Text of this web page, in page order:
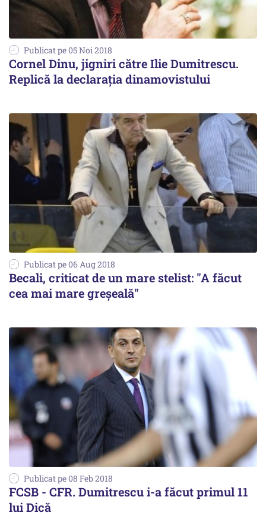
Publicat pe 05 Noi 2018
Cornel Dinu, jigniri către Ilie Dumitrescu.
Replică la declarația dinamovistului
Publicat pe 06 Aug 2018
Becali, criticat de un mare stelist: "A făcut
cea mai mare greșeală"
Publicat pe 08 Feb 2018
FCSB - CFR. Dumitrescu i-a făcut primul 11
lui Dică